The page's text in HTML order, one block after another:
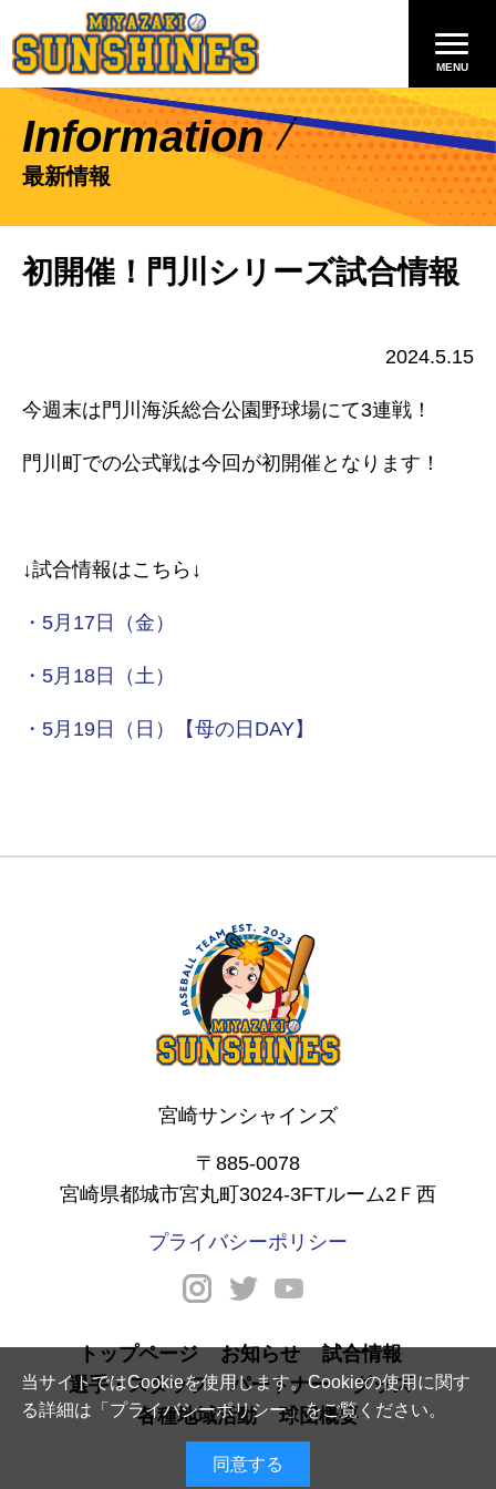
当サイトではCookieを使用します。Cookieの使用に関す
る詳細は「 プライバシーポリシー」をご覧ください。
同意する
Information
最新情報
初開催！門川シリーズ試合情報
2024.5.15
今週末は門川海浜総合公園野球場にて3連戦！
門川町での公式戦は今回が初開催となります！
↓試合情報はこちら↓
・5月17日（金）
・5月18日（土）
・5月19日（日）【母の日DAY】
宮崎サンシャインズ
〒885-0078
宮崎県都城市宮丸町3024-3FTルーム2Ｆ西
プライバシーポリシー
トップページ お知らせ
試合情報
選手・スタッフ
パートナー
グッズ
各種地域活動
球団概要